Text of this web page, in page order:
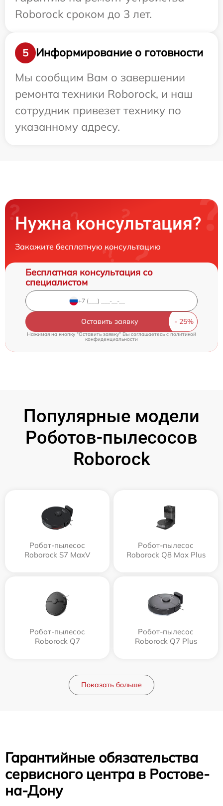
Roborock сроком до 3 лет.
5
Информирование о готовности
Мы сообщим Вам о завершении
ремонта техники Roborock, и наш
сотрудник привезет технику по
указанному адресу.
Нужна консультация?
Закажите бесплатную консультацию
Бесплатная консультация со
специалистом
Оставить заявку
Нажимая на кнопку "Оставить заявку" Вы соглашаетесь cполитикой
конфиденциальности
Популярные модели
Роботов-пылесосов
Roborock
Робот-пылесос
Roborock S7 MaxV
Робот-пылесос
Roborock Q8 Max Plus
Робот-пылесос
Roborock Q7
Робот-пылесос
Roborock Q7 Plus
Показать больше
Гарантийные обязательства
сервисного центра в Ростове-
на-Дону